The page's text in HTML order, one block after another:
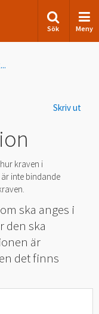
Sök Meny
...
Skriv ut
kraven i
inte bindande
ska anges i
den ska
är
det finns